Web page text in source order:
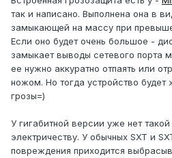
так и написано. Выполнена она в
замыкающей на массу при
Если оно будет очень большое -
замыкает выводы сетевого порта
ее нужно аккуратно отпаять или
ножом. Но тогда устройство
грозы=)
У гигабитной версии уже нет
электричеству. У обычных SXT и
повреждения приходится